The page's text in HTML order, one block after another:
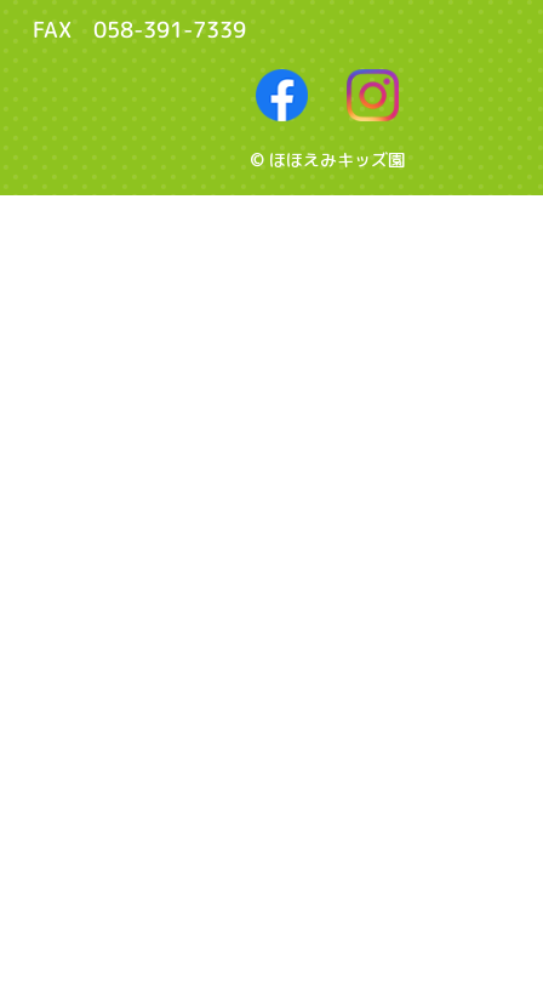
FAX 058-391-7339
© ほほえみキッズ園